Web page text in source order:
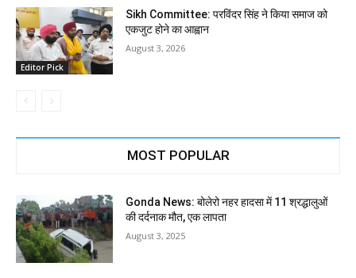
Editor Pick
Sikh Committee: परविंदर सिंह ने किया समाज को
एकजुट होने का आह्वान
August 3, 2026
MOST POPULAR
Gonda News: बोलेरो नहर हादसा में 11 श्रद्धालुओं
की दर्दनाक मौत, एक लापता
August 3, 2025